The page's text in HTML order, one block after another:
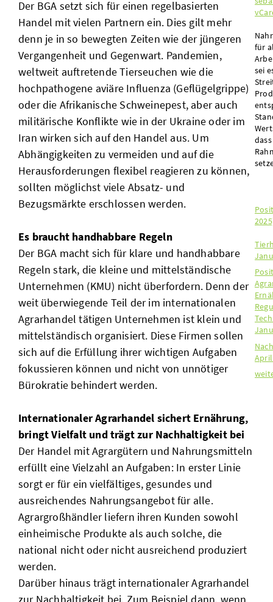
Der BGA setzt sich für einen regelbasierten
Handel mit vielen Partnern ein. Dies gilt mehr
denn je in so bewegten Zeiten wie der jüngeren
Vergangenheit und Gegenwart. Pandemien,
weltweit auftretende Tierseuchen wie die
hochpathogene aviäre Influenza (Geflügelgrippe)
oder die Afrikanische Schweinepest, aber auch
militärische Konflikte wie in der Ukraine oder im
Iran wirken sich auf den Handel aus. Um
Abhängigkeiten zu vermeiden und auf die
Herausforderungen flexibel reagieren zu können,
sollten möglichst viele Absatz- und
Bezugsmärkte erschlossen werden.
Es braucht handhabbare Regeln
Der BGA macht sich für klare und handhabbare
Regeln stark, die kleine und mittelständische
Unternehmen (KMU) nicht überfordern. Denn der
weit überwiegende Teil der im internationalen
Agrarhandel tätigen Unternehmen ist klein und
mittelständisch organisiert. Diese Firmen sollen
sich auf die Erfüllung ihrer wichtigen Aufgaben
fokussieren können und nicht von unnötiger
Bürokratie behindert werden.
Internationaler Agrarhandel sichert Ernährung,
bringt Vielfalt und trägt zur Nachhaltigkeit bei
Der Handel mit Agrargütern und Nahrungsmitteln
erfüllt eine Vielzahl an Aufgaben: In erster Linie
sorgt er für ein vielfältiges, gesundes und
ausreichendes Nahrungsangebot für alle.
Agrargroßhändler liefern ihren Kunden sowohl
einheimische Produkte als auch solche, die
national nicht oder nicht ausreichend produziert
werden.
Darüber hinaus trägt internationaler Agrarhandel
für
sei